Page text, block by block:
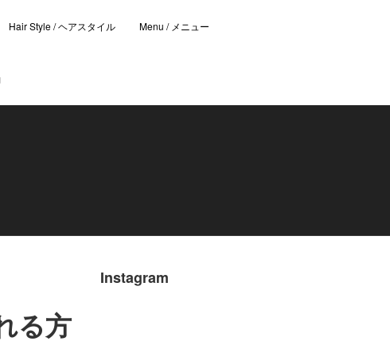
Hair Style / ヘアスタイル Menu / メニュー
る方
Instagram